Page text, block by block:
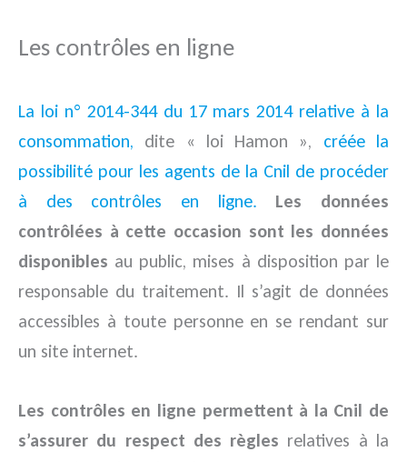
Les contrôles en ligne
La loi n° 2014-344 du 17 mars 2014 relative à la
consommation, dite « loi Hamon », créée la
possibilité pour les agents de la Cnil de procéder
à des contrôles en ligne.
Les données
contrôlées à cette occasion sont les données
disponibles au public, mises à disposition par le
responsable du traitement. Il s’agit de données
accessibles à toute personne en se rendant sur
un site internet.
Les contrôles en ligne permettent à la Cnil de
s’assurer du respect des règles relatives à la